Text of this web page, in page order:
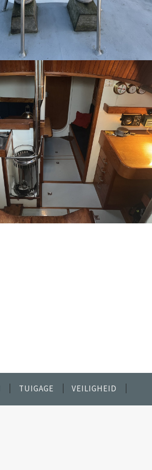
TUIGAGE VEILIGHEID